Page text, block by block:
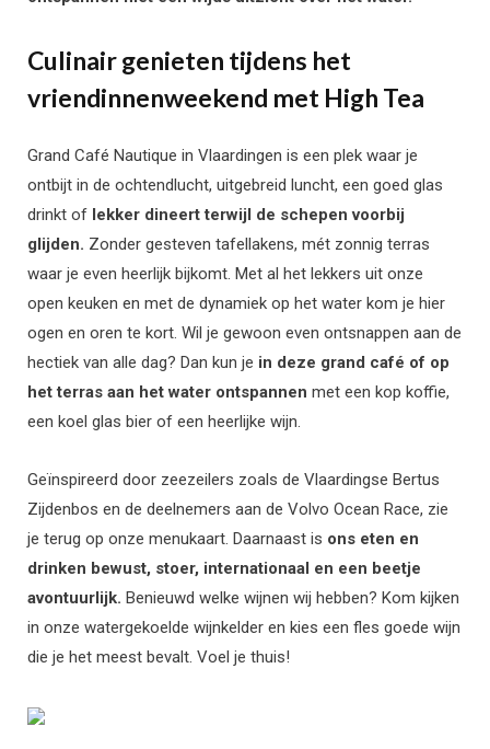
Culinair genieten tijdens het
vriendinnenweekend met High Tea
Grand Café Nautique in Vlaardingen is een plek waar je
ontbijt in de ochtendlucht, uitgebreid luncht, een goed glas
drinkt of lekker dineert terwijl de schepen voorbij
glijden. Zonder gesteven tafellakens, mét zonnig terras
waar je even heerlijk bijkomt. Met al het lekkers uit onze
open keuken en met de dynamiek op het water kom je hier
ogen en oren te kort. Wil je gewoon even ontsnappen aan de
hectiek van alle dag? Dan kun je in deze grand café of op
het terras aan het water ontspannen met een kop koffie,
een koel glas bier of een heerlijke wijn.
Geïnspireerd door zeezeilers zoals de Vlaardingse Bertus
Zijdenbos en de deelnemers aan de Volvo Ocean Race, zie
je terug op onze menukaart. Daarnaast is ons eten en
drinken bewust, stoer, internationaal en een beetje
avontuurlijk. Benieuwd welke wijnen wij hebben? Kom kijken
in onze watergekoelde wijnkelder en kies een fles goede wijn
die je het meest bevalt. Voel je thuis!